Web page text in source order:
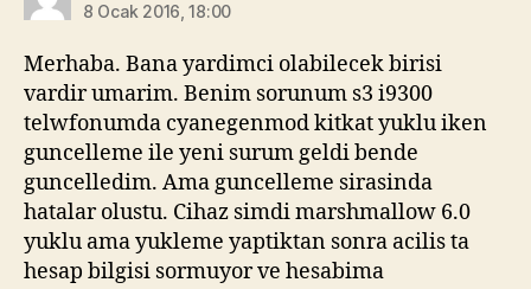
8 Ocak 2016, 18:00
Merhaba. Bana yardimci olabilecek birisi
vardir umarim. Benim sorunum s3 i9300
telwfonumda cyanegenmod kitkat yuklu iken
guncelleme ile yeni surum geldi bende
guncelledim. Ama guncelleme sirasinda
hatalar olustu. Cihaz simdi marshmallow 6.0
yuklu ama yukleme yaptiktan sonra acilis ta
hesap bilgisi sormuyor ve hesabima